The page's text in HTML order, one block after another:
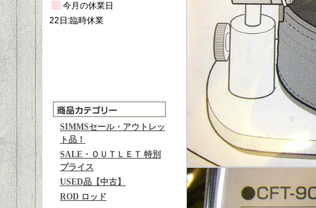
SIMMSセール・アウトレッ
ト品！
SALE・ＯＵＴＬＥＴ 特別
プライス
USED品【中古】
ROD ロッド